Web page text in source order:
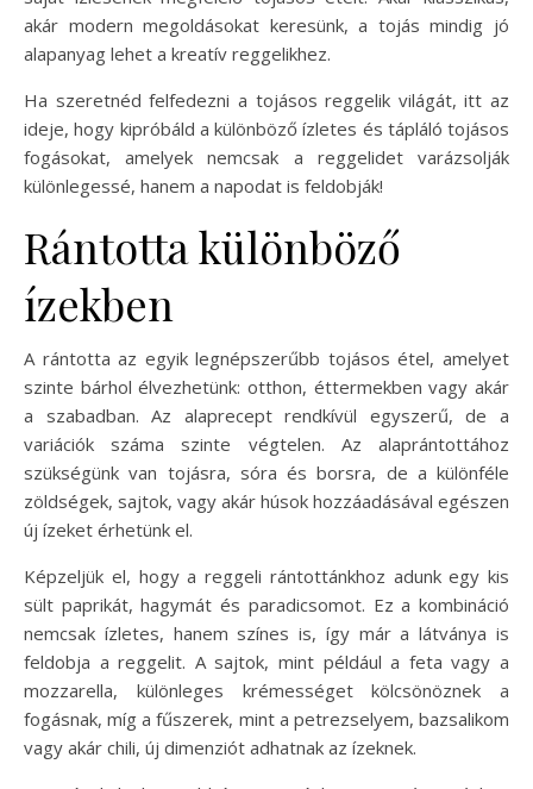
akár modern megoldásokat keresünk, a tojás mindig jó
alapanyag lehet a kreatív reggelikhez.
Ha szeretnéd felfedezni a tojásos reggelik világát, itt az
ideje, hogy kipróbáld a különböző ízletes és tápláló tojásos
fogásokat, amelyek nemcsak a reggelidet varázsolják
különlegessé, hanem a napodat is feldobják!
Rántotta különböző
ízekben
A rántotta az egyik legnépszerűbb tojásos étel, amelyet
szinte bárhol élvezhetünk: otthon, éttermekben vagy akár
a szabadban. Az alaprecept rendkívül egyszerű, de a
variációk száma szinte végtelen. Az alaprántottához
szükségünk van tojásra, sóra és borsra, de a különféle
zöldségek, sajtok, vagy akár húsok hozzáadásával egészen
új ízeket érhetünk el.
Képzeljük el, hogy a reggeli rántottánkhoz adunk egy kis
sült paprikát, hagymát és paradicsomot. Ez a kombináció
nemcsak ízletes, hanem színes is, így már a látványa is
feldobja a reggelit. A sajtok, mint például a feta vagy a
mozzarella, különleges krémességet kölcsönöznek a
fogásnak, míg a fűszerek, mint a petrezselyem, bazsalikom
vagy akár chili, új dimenziót adhatnak az ízeknek.